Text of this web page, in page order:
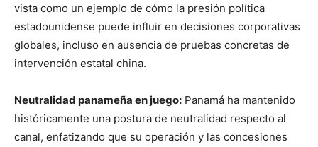
vista como un ejemplo de cómo la presión política
estadounidense puede influir en decisiones corporativas
globales, incluso en ausencia de pruebas concretas de
intervención estatal china.
Neutralidad panameña en juego: Panamá ha mantenido
históricamente una postura de neutralidad respecto al
canal, enfatizando que su operación y las concesiones